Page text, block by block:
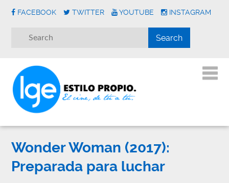
FACEBOOK TWITTER YOUTUBE INSTAGRAM
Wonder Woman (2017):
Preparada para luchar